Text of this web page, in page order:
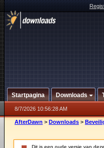
Startpagina Downloads
8/7/2026 10:56:28 AM
AfterDawn > Downloads >
Dit is een oude versie van